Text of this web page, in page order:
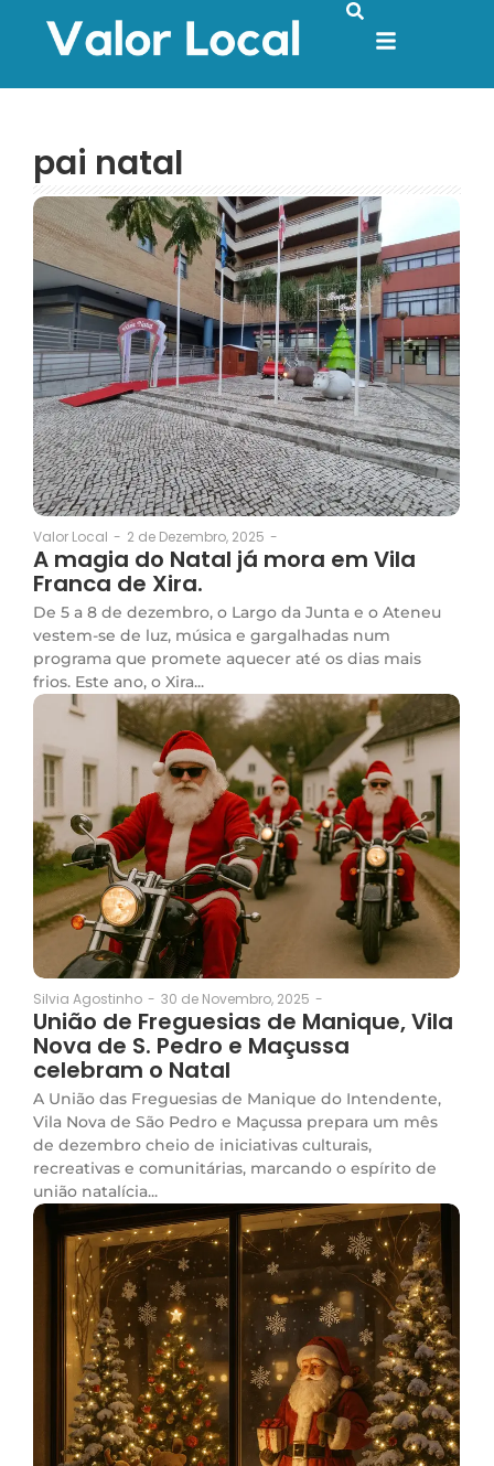
pai natal
Valor Local - 2 de Dezembro, 2025 -
A magia do Natal já mora em Vila
Franca de Xira.
De 5 a 8 de dezembro, o Largo da Junta e o Ateneu
vestem-se de luz, música e gargalhadas num
programa que promete aquecer até os dias mais
frios. Este ano, o Xira...
Silvia Agostinho - 30 de Novembro, 2025 -
União de Freguesias de Manique, Vila
Nova de S. Pedro e Maçussa
celebram o Natal
A União das Freguesias de Manique do Intendente,
Vila Nova de São Pedro e Maçussa prepara um mês
de dezembro cheio de iniciativas culturais,
recreativas e comunitárias, marcando o espírito de
união natalícia...